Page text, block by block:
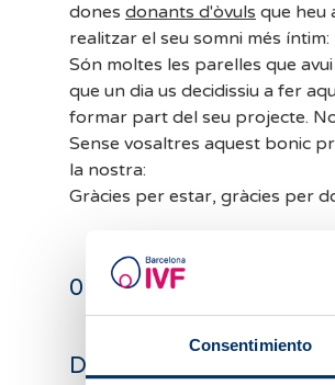
Consentimiento
dones donants d'òvuls que heu
realitzar el seu somni més
Són moltes les parelles que
que un dia us decidissiu a fer
formar part del seu projecte.
Sense vosaltres aquest bonic
la nostra:
Gràcies per estar, gràcies per
0 comentaris
Deixa un comentari